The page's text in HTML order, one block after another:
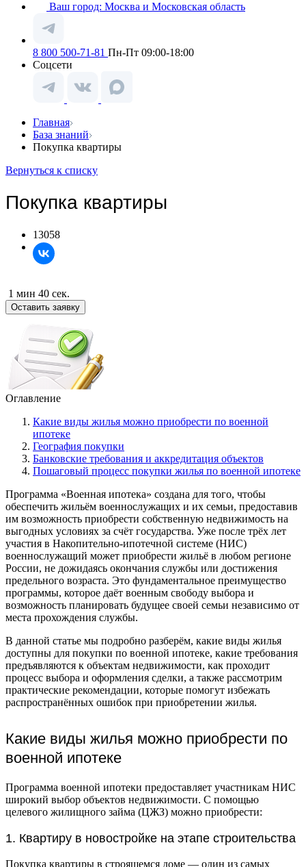
Ваш город: Москва и Московская область
8 800 500-71-81 Пн-Пт 09:00-18:00
Соцсети
Главная
База знаний
Покупка квартиры
Вернуться к списку
Покупка квартиры
13058
1 мин 40 сек.
Оставить заявку
Оглавление
Какие виды жилья можно приобрести по военной
ипотеке
География покупки
Банковские требования и аккредитация объектов
Пошаговый процесс покупки жилья по военной ипотеке
Программа «Военная ипотека» создана для того, чтобы
обеспечить жильём военнослужащих и их семьи, предоставив
им возможность приобрести собственную недвижимость на
выгодных условиях за счёт государства. Уже после трёх лет
участия в Накопительно-ипотечной системе (НИС)
военнослужащий может приобрести жильё в любом регионе
России, не дожидаясь окончания службы или достижения
предельного возраста. Это фундаментальное преимущество
программы, которое даёт военным свободу выбора и
возможность планировать будущее своей семьи независимо от
места прохождения службы.
В данной статье мы подробно разберём, какие виды жилья
доступны для покупки по военной ипотеке, какие требования
предъявляются к объектам недвижимости, как проходит
процесс выбора и оформления сделки, а также рассмотрим
практические рекомендации, которые помогут избежать
распространённых ошибок при приобретении жилья.
Какие виды жилья можно приобрести по
военной ипотеке
Программа военной ипотеки предоставляет участникам НИС
широкий выбор объектов недвижимости. С помощью
целевого жилищного займа (ЦЖЗ) можно приобрести:
1. Квартиру в новостройке на этапе строительства
Покупка квартиры в строящемся доме — один из самых